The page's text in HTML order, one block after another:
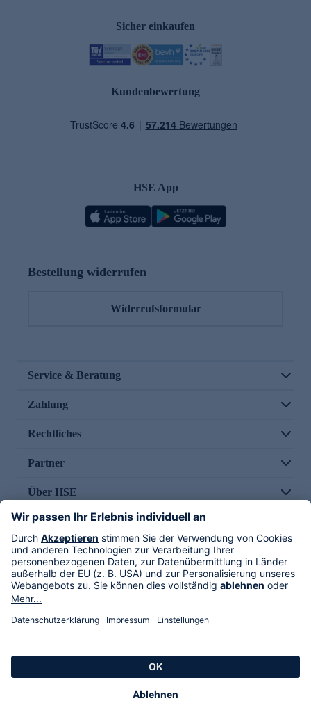
Sicher einkaufen
Kundenbewertung
HSE App
Bestellung widerrufen
Widerrufsformular
Service & Beratung
Zahlung
Rechtliches
Partner
Über HSE
Im TV
HSE International